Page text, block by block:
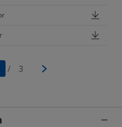
/ 3